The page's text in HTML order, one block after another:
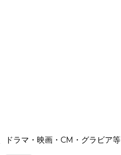
ドラマ・映画・CM・グラビア等